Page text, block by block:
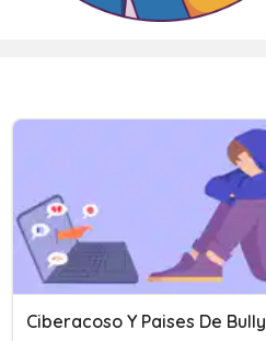
Ciberacoso Y Paises De